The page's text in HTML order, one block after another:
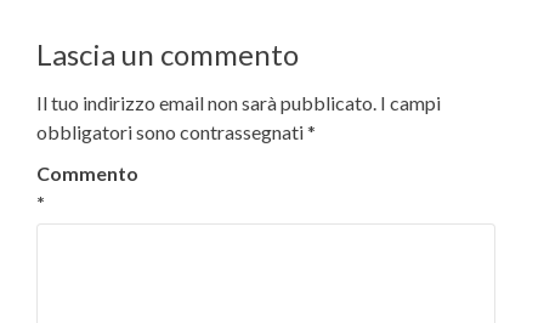
Lascia un commento
Il tuo indirizzo email non sarà pubblicato. I campi
obbligatori sono contrassegnati*
Commento
*